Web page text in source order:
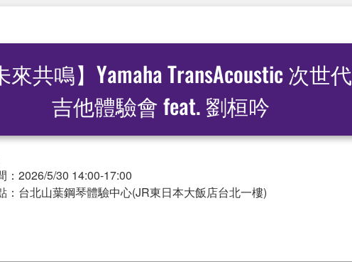
來共鳴】Yamaha TransAcoustic 次世代
吉他體驗會 feat. 劉桓吟
2026/5/30 14:00-17:00
台北山葉鋼琴體驗中心(JR東日本大飯店台北一樓)